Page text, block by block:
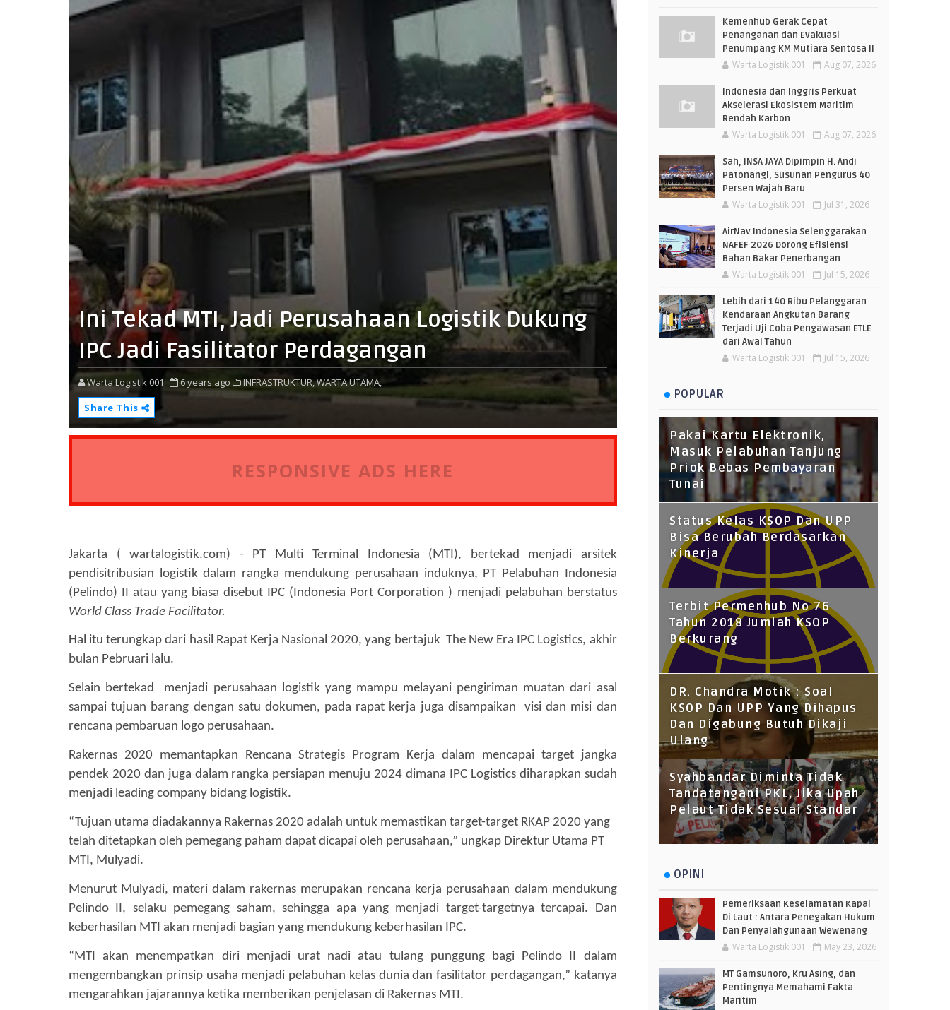
Ini Tekad MTI, Jadi Perusahaan Logistik Dukung
IPC Jadi Fasilitator Perdagangan
Warta Logistik 001 6 years ago INFRASTRUKTUR,WARTA UTAMA,
Share This
RESPONSIVE ADS HERE
Jakarta ( wartalogistik.com) - PT Multi Terminal Indonesia (MTI), bertekad menjadi arsitek
pendisitribusian logistik dalam rangka mendukung perusahaan induknya, PT Pelabuhan Indonesia
(Pelindo) II atau yang biasa disebut IPC (Indonesia Port Corporation ) menjadi pelabuhan berstatus
World Class Trade Facilitator.
Hal itu terungkap dari hasil Rapat Kerja Nasional 2020, yang bertajuk The New Era IPC Logistics, akhir
bulan Pebruari lalu.
Selain bertekad
menjadi perusahaan logistik yang mampu melayani pengiriman muatan dari asal
sampai tujuan barang dengan satu dokumen, pada rapat kerja juga disampaikan
visi dan misi dan
rencana pembaruan logo perusahaan.
Rakernas 2020 memantapkan Rencana Strategis Program Kerja dalam mencapai target jangka
pendek 2020 dan juga dalam rangka persiapan menuju 2024 dimana IPC Logistics diharapkan sudah
menjadi leading company bidang logistik.
“Tujuan utama diadakannya Rakernas 2020 adalah untuk memastikan target-target RKAP 2020 yang
telah ditetapkan oleh pemegang paham dapat dicapai oleh perusahaan,” ungkap Direktur Utama PT
MTI, Mulyadi.
Menurut Mulyadi, materi dalam rakernas merupakan rencana kerja perusahaan dalam mendukung
Pelindo II, selaku pemegang saham, sehingga apa yang menjadi target-targetnya tercapai. Dan
keberhasilan MTI akan menjadi bagian yang mendukung keberhasilan IPC.
“MTI akan menempatkan diri menjadi urat nadi atau tulang punggung bagi Pelindo II dalam
mengembangkan prinsip usaha menjadi pelabuhan kelas dunia dan fasilitator perdagangan,” katanya
mengarahkan jajarannya ketika memberikan penjelasan di Rakernas MTI.
Kemenhub Gerak Cepat
Penanganan dan Evakuasi
Penumpang KM Mutiara Sentosa II
Warta Logistik 001 Aug 07, 2026
Indonesia dan Inggris Perkuat
Akselerasi Ekosistem Maritim
Rendah Karbon
Warta Logistik 001 Aug 07, 2026
Sah, INSA JAYA Dipimpin H. Andi
Patonangi, Susunan Pengurus 40
Persen Wajah Baru
Warta Logistik 001 Jul 31, 2026
AirNav Indonesia Selenggarakan
NAFEF 2026 Dorong Efisiensi
Bahan Bakar Penerbangan
Warta Logistik 001 Jul 15, 2026
Lebih dari 140 Ribu Pelanggaran
Kendaraan Angkutan Barang
Terjadi Uji Coba Pengawasan ETLE
dari Awal Tahun
Warta Logistik 001 Jul 15, 2026
POPULAR
Pakai Kartu Elektronik,
Masuk Pelabuhan Tanjung
Priok Bebas Pembayaran
Tunai
Status Kelas KSOP Dan UPP
Bisa Berubah Berdasarkan
Kinerja
Terbit Permenhub No 76
Tahun 2018 Jumlah KSOP
Berkurang
DR. Chandra Motik : Soal
KSOP Dan UPP Yang Dihapus
Dan Digabung Butuh Dikaji
Ulang
Syahbandar Diminta Tidak
Tandatangani PKL, Jika Upah
Pelaut Tidak Sesuai Standar
OPINI
Pemeriksaan Keselamatan Kapal
Di Laut : Antara Penegakan Hukum
Dan Penyalahgunaan Wewenang
Warta Logistik 001 May 23, 2026
MT Gamsunoro, Kru Asing, dan
Pentingnya Memahami Fakta
Maritim